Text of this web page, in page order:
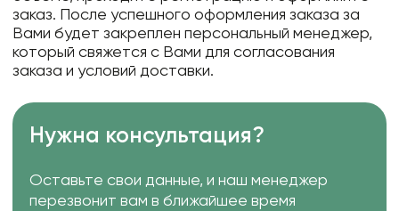
заказ. После успешного оформления заказа за
Вами будет закреплен персональный менеджер,
который свяжется с Вами для согласования
заказа и условий доставки.
Нужна консультация?
Оставьте свои данные, и наш менеджер
перезвонит вам в ближайшее время